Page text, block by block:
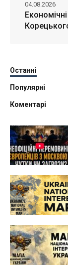
04.08.2026
Останні
Популярні
Коментарі